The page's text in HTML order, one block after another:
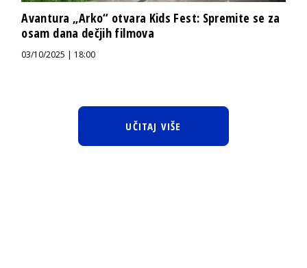
Avantura „Arko“ otvara Kids Fest: Spremite se za
osam dana dečjih filmova
03/10/2025 | 18:00
UČITAJ VIŠE